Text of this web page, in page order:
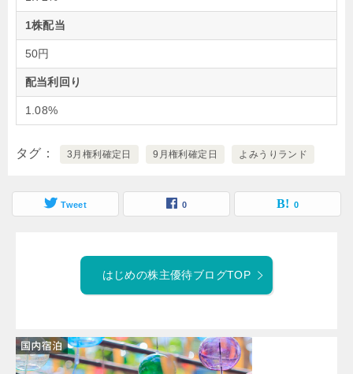
1株配当
50円
配当利回り
1.08%
タグ 3月権利確定日 9月権利確定日 よみうりランド
Tweet 0 0
はじめの株主優待ブログTOP